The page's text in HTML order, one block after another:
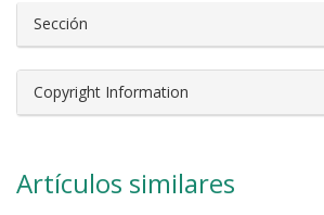
Sección
Copyright Information
Artículos similares